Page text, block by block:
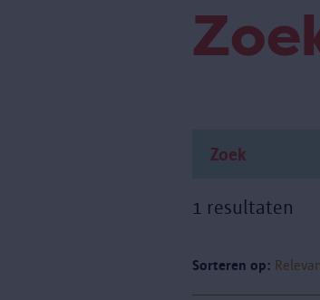
1 resultaten
Sorteren op: